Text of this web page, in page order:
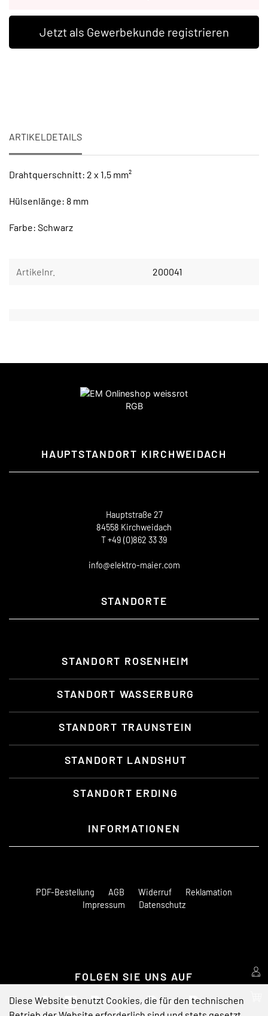
Jetzt als Gewerbekunde registrieren
ARTIKELDETAILS
Drahtquerschnitt: 2 x 1,5 mm²
Hülsenlänge: 8 mm
Farbe: Schwarz
Artikelnr. 200041
HAUPTSTANDORT KIRCHWEIDACH
Hauptstraße 27
84558 Kirchweidach
T +49 (0)862 33 39
info@elektro-maier.com
STANDORTE
STANDORT ROSENHEIM
STANDORT WASSERBURG
STANDORT TRAUNSTEIN
STANDORT LANDSHUT
STANDORT ERDING
INFORMATIONEN
PDF-Bestellung AGB Widerruf
Reklamation
Impressum
Datenschutz
FOLGEN SIE UNS AUF
Diese Website benutzt Cookies, die für den technischen